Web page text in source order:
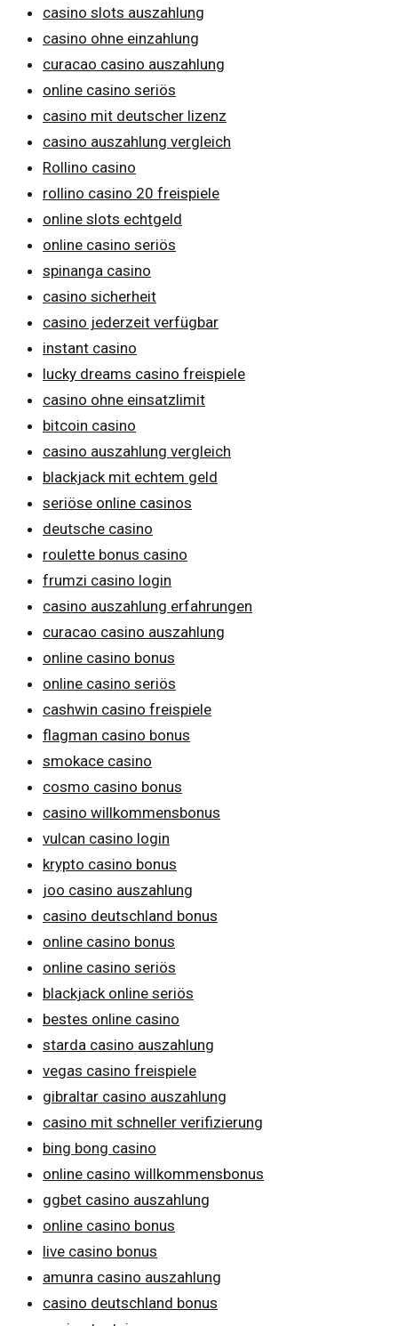
casino slots auszahlung
casino ohne einzahlung
curacao casino auszahlung
online casino seriös
casino mit deutscher lizenz
casino auszahlung vergleich
Rollino casino
rollino casino 20 freispiele
online slots echtgeld
online casino seriös
spinanga casino
casino sicherheit
casino jederzeit verfügbar
instant casino
lucky dreams casino freispiele
casino ohne einsatzlimit
bitcoin casino
casino auszahlung vergleich
blackjack mit echtem geld
seriöse online casinos
deutsche casino
roulette bonus casino
frumzi casino login
casino auszahlung erfahrungen
curacao casino auszahlung
online casino bonus
online casino seriös
cashwin casino freispiele
flagman casino bonus
smokace casino
cosmo casino bonus
casino willkommensbonus
vulcan casino login
krypto casino bonus
joo casino auszahlung
casino deutschland bonus
online casino bonus
online casino seriös
blackjack online seriös
bestes online casino
starda casino auszahlung
vegas casino freispiele
gibraltar casino auszahlung
casino mit schneller verifizierung
bing bong casino
online casino willkommensbonus
ggbet casino auszahlung
online casino bonus
live casino bonus
amunra casino auszahlung
casino deutschland bonus